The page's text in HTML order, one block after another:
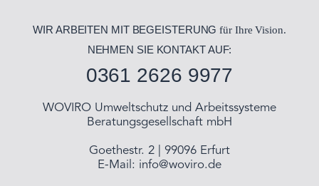
WIR ARBEITEN MIT BEGEISTERUNGfür Ihre Vision.
NEHMEN SIE KONTAKT AUF:
0361 2626 9977
WOVIRO Umweltschutz und Arbeitssysteme
Beratungsgesellschaft mbH
Goethestr. 2 | 99096 Erfurt
E-Mail: info@woviro.de